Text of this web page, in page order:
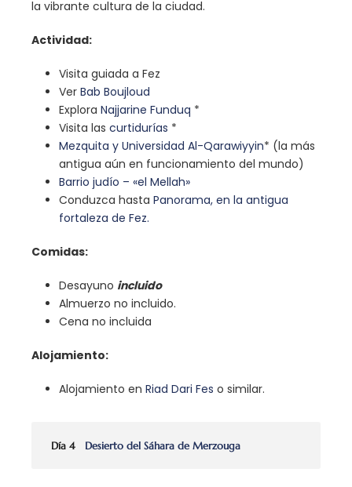
la vibrante cultura de la ciudad.
Actividad:
Visita guiada a Fez
Ver Bab Boujloud
Explora Najjarine Funduq *
Visita las curtidurías *
Mezquita y Universidad Al-Qarawiyyin* (la más
antigua aún en funcionamiento del mundo)
Barrio judío – «el Mellah»
Conduzca hasta Panorama, en la antigua
fortaleza de Fez.
Comidas:
Desayuno incluido
Almuerzo no incluido.
Cena no incluida
Alojamiento:
Alojamiento en Riad Dari Fes o similar.
Día 4 Desierto del Sáhara de Merzouga